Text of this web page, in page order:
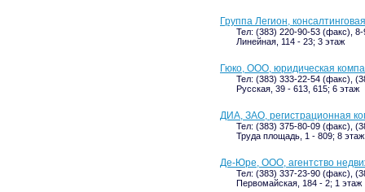
Группа Легион,
Тел: (383) 220-90-53 (факс),
Линейная, 114 - 23; 3 этаж
Гюко, ООО, юридическая
Тел: (383) 333-22-54 (факс),
Русская, 39 - 613, 615; 6 этаж
ДИА, ЗАО, регистрационная
Тел: (383) 375-80-09 (факс),
Труда площадь, 1 - 809; 8 этаж
Де-Юре, ООО, агентство
Тел: (383) 337-23-90 (факс),
Первомайская, 184 - 2; 1 этаж